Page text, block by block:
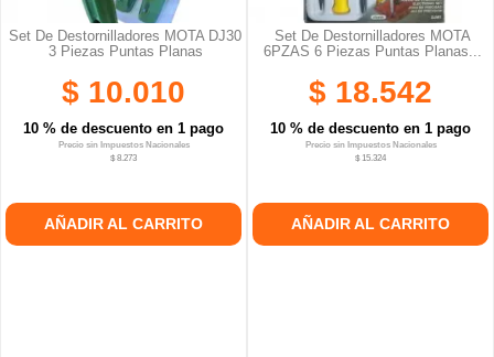
Set De Destornilladores MOTA DJ30
3 Piezas Puntas Planas
$ 10.010
10 % de descuento en 1 pago
Precio sin Impuestos Nacionales
$ 8.273
AÑADIR AL CARRITO
Set De Destornilladores MOTA
6PZAS 6 Piezas Puntas Planas...
$ 18.542
10 % de descuento en 1 pago
Precio sin Impuestos Nacionales
$ 15.324
AÑADIR AL CARRITO